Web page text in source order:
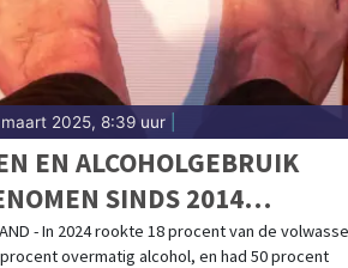
maart 2025, 8:39 uur
EN ALCOHOLGEBRUIK
SINDS 2014
GELIJK
- In 2024 rookte 18 procent van de
overmatig alcohol, en had 50 procent